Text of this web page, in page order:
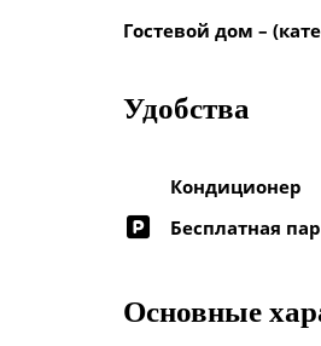
Гостевой дом –
Удобства
Кондиционер
Бесплатная
Основные